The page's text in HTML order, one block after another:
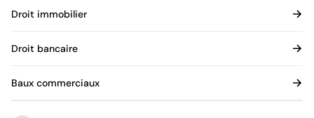
de Georgetown à Washington DC. de 2011 à 2018.
Avocats d'affaires, Laurent a œuvré en tant qu'associé
Droit immobilier
Droit bancaire
Baux commerciaux